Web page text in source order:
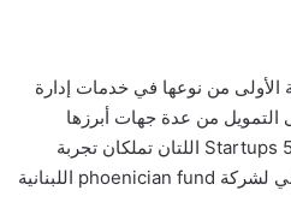
الأولى من نوعها في خدمات إدارة
التمويل من عدة جهات أبرزها
Dubai Angel Investors و 500 Startups اللتان تملكان تجربة
سابقة في عمليات التمويل الأولي لشركة phoenician fund اللبنانية